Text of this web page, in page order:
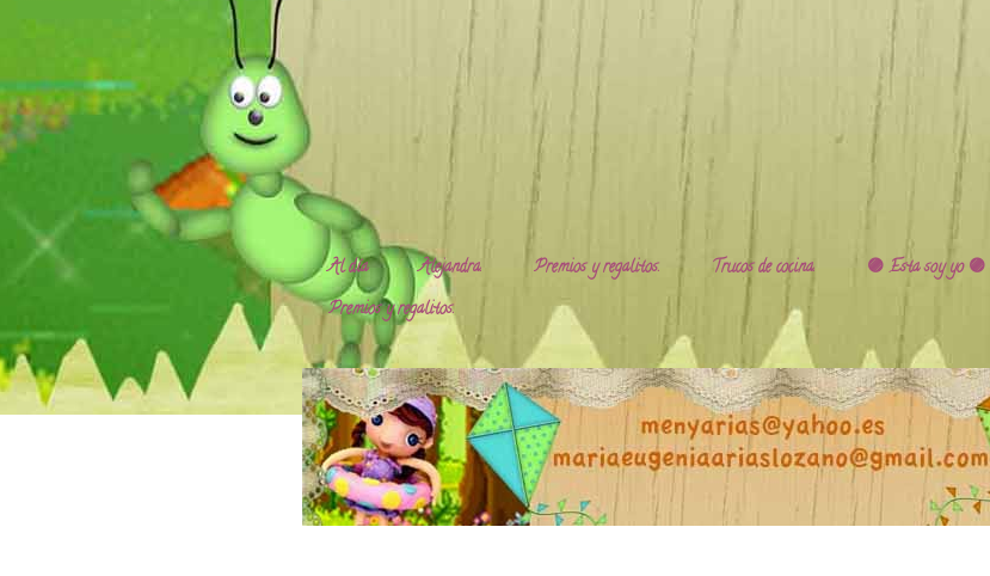
Al día Alejandra. Premios y regalitos. Trucos de cocina. 🟣 Esta soy yo 🟣
Premios y regalitos.